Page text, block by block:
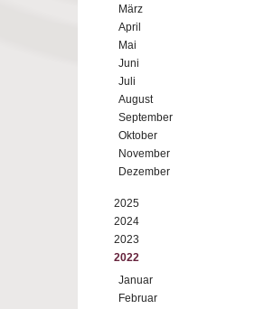
März
April
Mai
Juni
Juli
August
September
Oktober
November
Dezember
2025
2024
2023
2022
Januar
Februar